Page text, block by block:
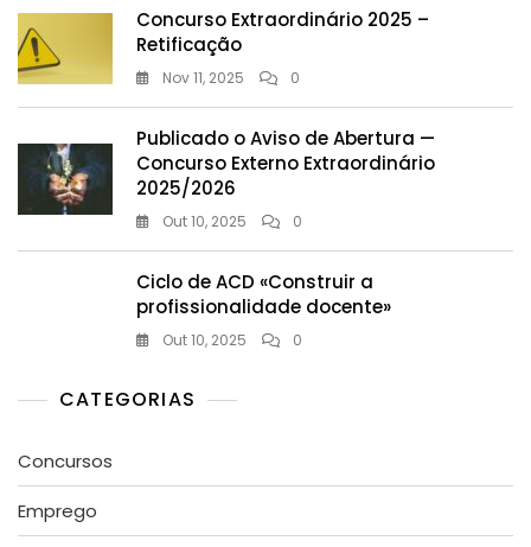
Concurso Extraordinário 2025 –
Retificação
Nov 11, 2025 0
Publicado o Aviso de Abertura —
Concurso Externo Extraordinário
2025/2026
Out 10, 2025 0
Ciclo de ACD «Construir a
profissionalidade docente»
Out 10, 2025 0
CATEGORIAS
Concursos
Emprego